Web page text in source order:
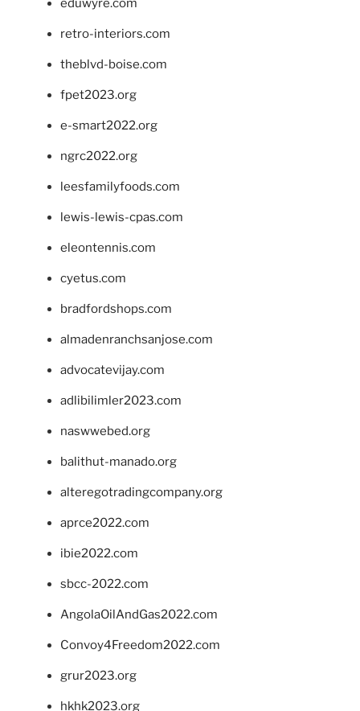
eduwyre.com
retro-interiors.com
theblvd-boise.com
fpet2023.org
e-smart2022.org
ngrc2022.org
leesfamilyfoods.com
lewis-lewis-cpas.com
eleontennis.com
cyetus.com
bradfordshops.com
almadenranchsanjose.com
advocatevijay.com
adlibilimler2023.com
naswwebed.org
balithut-manado.org
alteregotradingcompany.org
aprce2022.com
ibie2022.com
sbcc-2022.com
AngolaOilAndGas2022.com
Convoy4Freedom2022.com
grur2023.org
hkhk2023.org